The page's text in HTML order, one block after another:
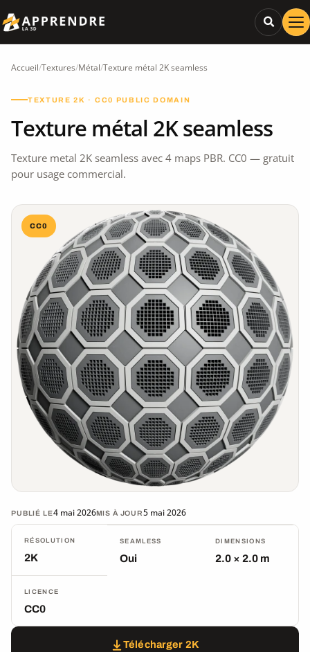
Accueil/Textures/Métal/Texture métal 2K seamless
TEXTURE 2K · CC0 PUBLIC DOMAIN
Texture métal 2K seamless
Texture metal 2K seamless avec 4 maps PBR. CC0 — gratuit
pour usage commercial.
CC0
PUBLIÉ LE4 mai 2026MIS À JOUR5 mai 2026
RÉSOLUTION
2K
SEAMLESS
Oui
DIMENSIONS
2.0 × 2.0 m
LICENCE
CC0
Télécharger 2K